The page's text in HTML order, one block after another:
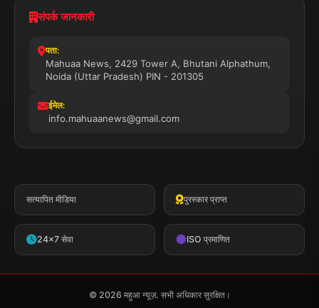
संपर्क जानकारी
पता:
Mahuaa News, 2429 Tower A, Bhutani Alphathum,
Noida (Uttar Pradesh) PIN - 201305
ईमेल:
info.mahuaanews@gmail.com
सत्यापित मीडिया पुरस्कार प्राप्त
24x7 सेवा ISO प्रमाणित
© 2026 महुआ न्यूज़. सभी अधिकार सुरक्षित।